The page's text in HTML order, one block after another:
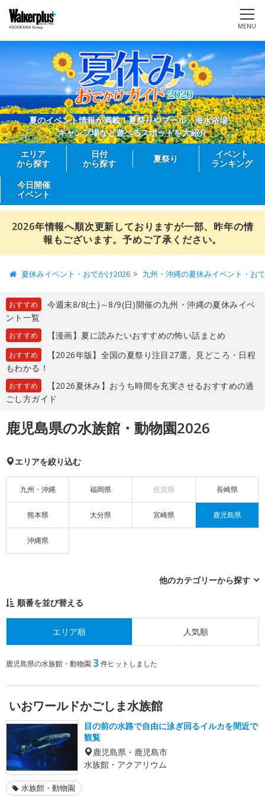
MENU
夏のイベント情報が満載！夏祭りやプール、海水浴場、
キャンプ場など遊べるスポットを大紹介
エリア
から探す
日付
から探す
夏祭り
イベント
ランキング
今日開催
イベント
2026年情報へ順次更新しておりますが一部、昨年の情
報もございます。予めご了承ください。
夏休みイベント・おでかけ2026 九州・沖縄の夏休みイベント・お
おすすめ
今週末8/8(土)～8/9(日)開催の九州・沖縄の夏休みイベ
ント一覧
おすすめ 【漫画】夏に読みたいおすすめの怖い話まとめ
おすすめ
【2026年版】全国の夏祭り注目27選。見どころ・日程
もわかる！
おすすめ
【2026夏休み】おうち時間を充実させるおすすめの過
ごし方ガイド
鹿児島県の水族館・動物園2026
エリアを絞り込む
九州・沖縄 福岡県 佐賀県 長崎県
熊本県 大分県 宮崎県 鹿児島県
沖縄県
他のカテゴリーから探す
順番を並び替える
エリア順 人気順
鹿児島県の水族館・動物園 3 件ヒットしました
いおワールドかごしま水族館
目の前の水路で自由に泳ぎ回るイルカを間近で
観覧
鹿児島県・鹿児島市
水族館・アクアリウム
水族館・動物園